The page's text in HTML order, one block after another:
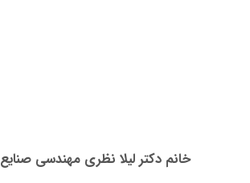
خانم دکتر لیلا نظری مهندسی صنایع